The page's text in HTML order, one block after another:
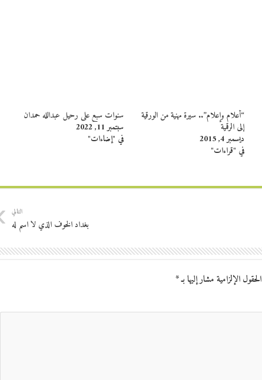
“أعلام وإعلام”.. سيرة مهنية من الورقية
إلى الرقمية
ديسمبر 4, 2015
في "قراءات"
سنوات سبع على رحيل عبدالله حمدان
سبتمبر 11, 2022
في "إضاءات"
التالي
بغداد الخوف الذي لا اسم له
الحقول الإلزامية مشار إليها بـ*